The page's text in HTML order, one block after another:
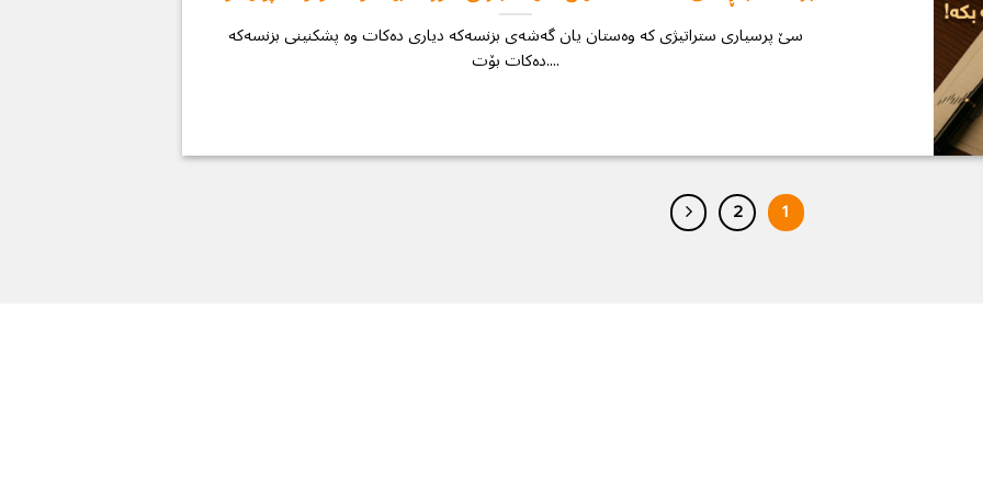
سێ پرسیاری ستراتیژی كە وەستان یان گەشەی بزنسەكە دیاری دەكات وە پشكنینی بزنسەكە
دەكات بۆت....
1
2